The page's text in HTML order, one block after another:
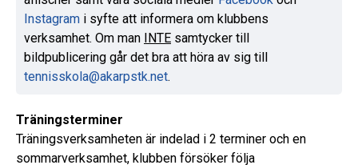
Instagram i syfte att informera om klubbens
verksamhet. Om man INTE samtycker till
bildpublicering går det bra att höra av sig till
tennisskola@akarpstk.net.
Träningsterminer
Träningsverksamheten är indelad i 2 terminer och en
sommarverksamhet, klubben försöker följa